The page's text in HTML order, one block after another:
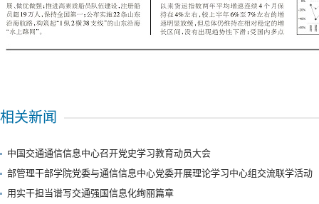
相关新闻
中国交通通信信息中心召开党史学习教育动员大会
部管理干部学院党委与通信信息中心党委开展理论学习中心组交流联学活动
用实干担当谱写交通强国信息化绚丽篇章